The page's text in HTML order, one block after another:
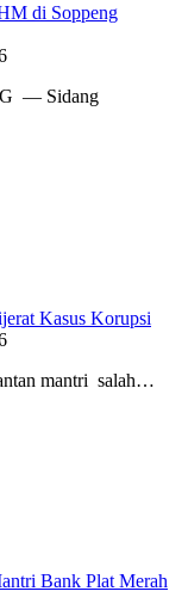
di Soppeng
— Sidang
Kasus Korupsi
mantri salah…
Bank Plat Merah